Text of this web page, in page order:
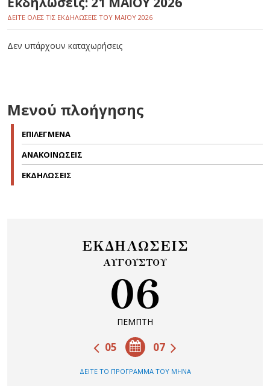
ΔΕΙΤΕ ΟΛΕΣ ΤΙΣ ΕΚΔΗΛΩΣΕΙΣ ΤΟΥ ΜΑΪ́ΟΥ 2026
Δεν υπάρχουν καταχωρήσεις
Μενού πλοήγησης
ΕΠΙΛΕΓΜΕΝΑ
ΑΝΑΚΟΙΝΩΣΕΙΣ
ΕΚΔΗΛΩΣΕΙΣ
ΕΚΔΗΛΩΣΕΙΣ
ΑΥΓΟΥΣΤΟΥ
06
ΠΕΜΠΤΗ
07
05
ΔΕΙΤΕ ΤΟ ΠΡΟΓΡΑΜΜΑ ΤΟΥ ΜΗΝΑ